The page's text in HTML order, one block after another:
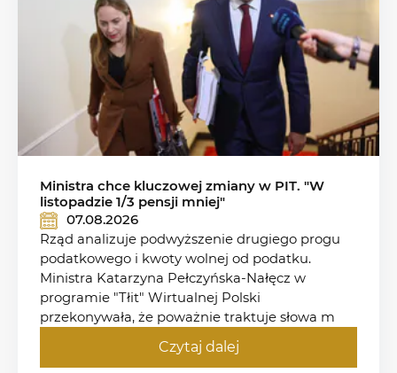
Ministra chce kluczowej zmiany w PIT. "W
listopadzie 1/3 pensji mniej"
07.08.2026
Rząd analizuje podwyższenie drugiego progu
podatkowego i kwoty wolnej od podatku.
Ministra Katarzyna Pełczyńska-Nałęcz w
programie "Tłit" Wirtualnej Polski
przekonywała, że poważnie traktuje słowa m
Czytaj dalej